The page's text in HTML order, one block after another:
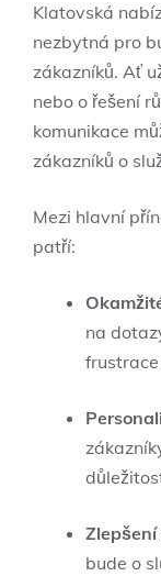
Klatovská
nezbytná pro
zákazníků. Ať
nebo o řešení
komunikace
zákazníků o
Mezi hlavní
patří:
na
bude o